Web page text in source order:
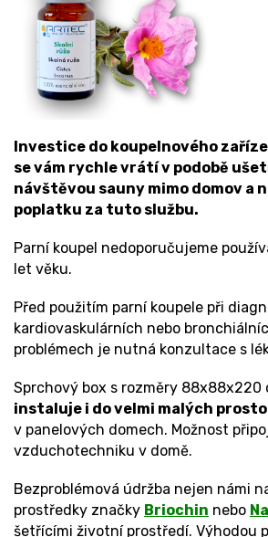
Investice do koupelnového
se vám rychle vrátí v podobě
návštěvou sauny mimo domov a
poplatku za tuto službu.
Parní koupel nedoporučujeme
let věku.
Před použitím parní koupele při
kardiovaskulárních nebo
problémech je nutná konzultace s
Sprchový box s rozměry 88x88x220
instaluje i do velmi malých
v panelových domech. Možnost
vzduchotechniku v domě.
Bezproblémová údržba nejen námi
prostředky značky Briochin nebo
šetřícími životní prostředí. Výhodou